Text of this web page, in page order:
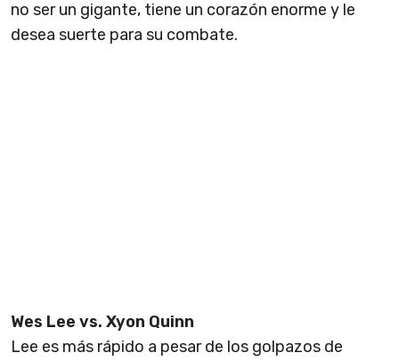
no ser un gigante, tiene un corazón enorme y le
desea suerte para su combate.
Wes Lee vs. Xyon Quinn
Lee es más rápido a pesar de los golpazos de